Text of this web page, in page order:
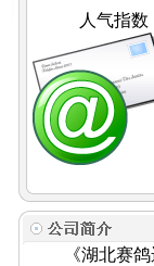
人气指数
《湖北赛鸽